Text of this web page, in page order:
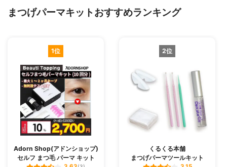
まつげパーマキットおすすめランキング
1位
Adorn Shop(アドンショップ)
セルフ まつ毛 パーマ キット
2位
くるくる本舗
まつげパーマツールキット